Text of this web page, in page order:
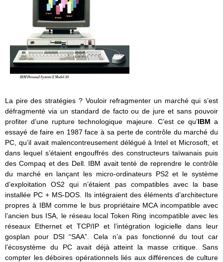
La pire des stratégies ? Vouloir refragmenter un marché qui s’est
défragmenté via un standard de facto ou de jure et sans pouvoir
profiter d’une rupture technologique majeure. C’est ce qu’IBM a
essayé de faire en 1987 face à sa perte de contrôle du marché du
PC, qu’il avait malencontreusement délégué à Intel et Microsoft, et
dans lequel s’étaient engouffrés des constructeurs taïwanais puis
des Compaq et des Dell. IBM avait tenté de reprendre le contrôle
du marché en lançant les micro-ordinateurs PS2 et le système
d’exploitation OS2 qui n’étaient pas compatibles avec la base
installée PC + MS-DOS. Ils intégraient des éléments d’architecture
propres à IBM comme le bus propriétaire MCA incompatible avec
l’ancien bus ISA, le réseau local Token Ring incompatible avec les
réseaux Ethernet et TCP/IP et l’intégration logicielle dans leur
gosplan pour DSI “SAA”. Cela n’a pas fonctionné du tout car
l’écosystème du PC avait déjà atteint la masse critique. Sans
compter les déboires opérationnels liés aux différences de culture